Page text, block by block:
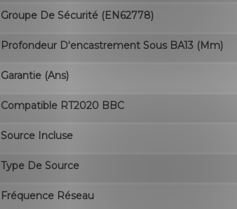
Groupe De Sécurité (EN62778)
Profondeur D'encastrement Sous BA13 (mm)
Garantie (ans)
Compatible RT2020 BBC
Source Incluse
Type De Source
Fréquence Réseau